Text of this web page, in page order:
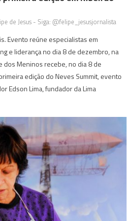
de Jesus - Siga: @felipe_jesusjornalista
Evento reúne especialistas em
e liderança no dia 8 de dezembro, na
dos Meninos recebe, no dia 8 de
edição do Neves Summit, evento
Edson Lima, fundador da Lima